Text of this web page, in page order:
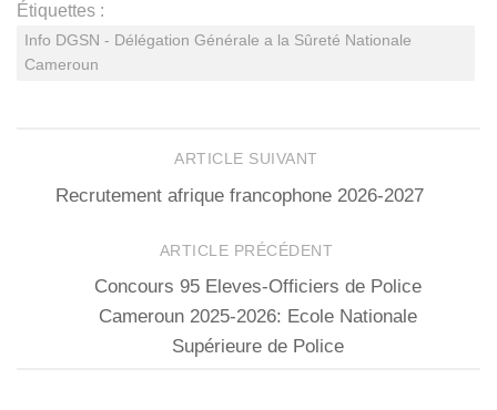
Étiquettes :
Info DGSN - Délégation Générale a la Sûreté Nationale
Cameroun
ARTICLE SUIVANT
Recrutement afrique francophone 2026-2027
ARTICLE PRÉCÉDENT
Concours 95 Eleves-Officiers de Police
Cameroun 2025-2026: Ecole Nationale
Supérieure de Police